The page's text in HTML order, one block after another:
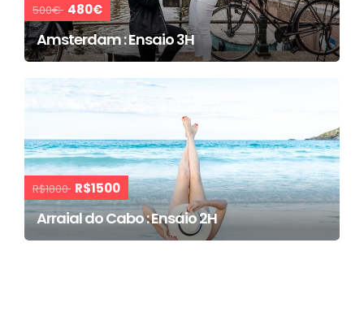
500€ 480€
Amsterdam : Ensaio 3H
R$1800 R$1500
Arraial do Cabo : Ensaio 2H